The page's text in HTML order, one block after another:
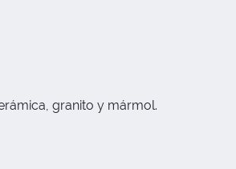
granito y mármol.